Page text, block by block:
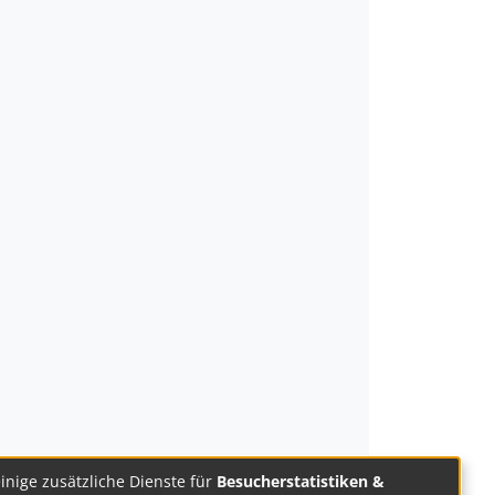
zusätzliche Dienste für Besucherstatistiken &